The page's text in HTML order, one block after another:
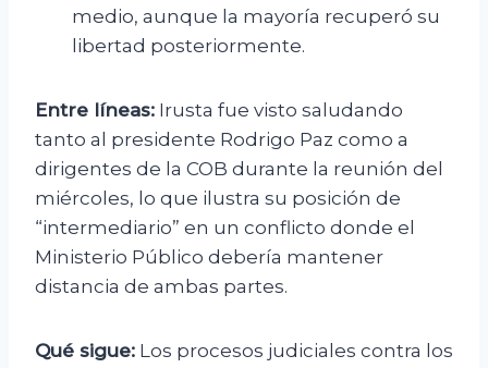
medio, aunque la mayoría recuperó su
libertad posteriormente.
Entre líneas: Irusta fue visto saludando
tanto al presidente Rodrigo Paz como a
dirigentes de la COB durante la reunión del
miércoles, lo que ilustra su posición de
“intermediario” en un conflicto donde el
Ministerio Público debería mantener
distancia de ambas partes.
Qué sigue: Los procesos judiciales contra los